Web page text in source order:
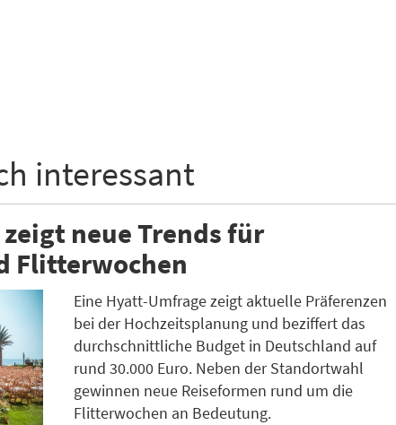
interessant
neue Trends für
Flitterwochen
Eine Hyatt-Umfrage zeigt aktuelle Präferenzen
bei der Hochzeitsplanung und beziffert das
durchschnittliche Budget in Deutschland auf
rund 30.000 Euro. Neben der Standortwahl
gewinnen neue Reiseformen rund um die
Flitterwochen an Bedeutung.